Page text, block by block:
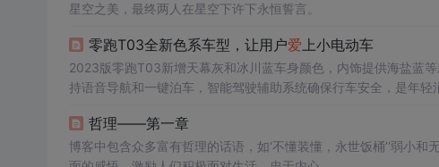
星空之美，最终两人在星空下许下永恒誓言。
零跑T03全新色系车型，让用户爱上小电动车
2023版零跑T03新增天幕灰和冰川蓝车身颜色，内饰提供海盐蓝
持语音导航和一键泊车，智能驾驶辅助系统确保行车安全，是年轻
哲理——第一章
博客中包含众多富有哲理的话语，如‘不懂装懂，永世饭桶’‘弱小